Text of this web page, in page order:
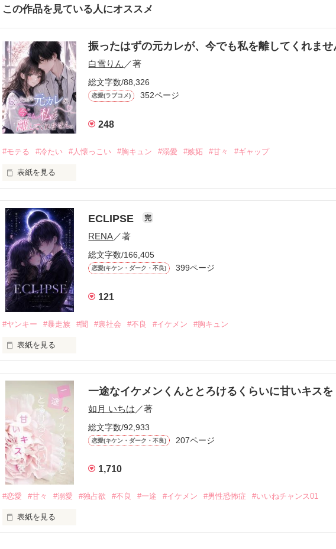
この作品を見ている人にオススメ
振ったはずの元カレが、今でも私を離してくれま
白雪りん ／著
総文字数/88,326
恋愛(ラブコメ) 352ページ
248
#モテる #冷たい #人懐っこい #胸キュン #溺愛 #嫉妬 #甘々 #ギャップ
表紙を見る
モテる人を好きになるのが怖かった。
だから私は、中学時代に大好きだった彼を自分から振った。
もう会うことはないと思っていたのに、
高校生になって再会した彼は、隣の学校で”王子様”と呼ばれる人気者になっていた。
他の女の子には冷たいのに
「澪ちゃん。」
それは止まっていた恋が再び動き始める合図──。
✨.ﾟ･*..☆.｡.:*✨.☆.｡.:. *:ﾟ✨.ﾟ･*..☆.｡.:*✨
人見知りだけど優しい無自覚だけどモテる
冴木澪-SaekiMio
×
基本女子に冷たいのに澪にはわんこ男子になる
篠宮光-ShinomiyaHikaru
✨.ﾟ･*..☆.｡.:*✨.☆.｡.:. *:ﾟ✨.ﾟ･*..☆.｡.:*✨
ECLIPSE 完
RENA／著
総文字数/166,405
恋愛(キケン・ダーク・不良) 399ページ
121
#ヤンキー #暴走族 #闇 #裏社会 #不良 #イケメン #胸キュン
表紙を見る
一途なイケメンくんととろけるくらいに甘いキスを
如月 いちは ／著
総文字数/92,933
恋愛(キケン・ダーク・不良) 207ページ
1,710
#恋愛 #甘々 #溺愛 #独占欲 #不良 #一途 #イケメン #男性恐怖症 #いいねチャンス01
表紙を見る